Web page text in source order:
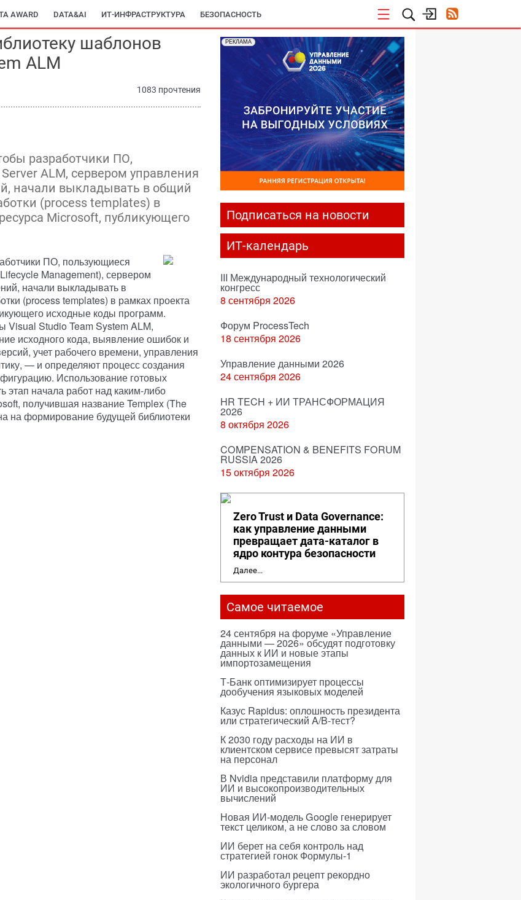
AWARD DATA&AI ИТ-ИНФРАСТРУКТУРА БЕЗОПАСНОСТЬ
шаблонов
ALM
1083 прочтения
разработчики ПО,
ALM, сервером управления
начали выкладывать в общий
(process templates) в
Microsoft, публикующего
ПО, пользующиеся
Management), сервером
начали выкладывать в
(process templates) в рамках проекта
исходные коды программ.
Studio Team System ALM,
исходного кода, выявление ошибок и
учет рабочего времени, управления
— и определяют процесс создания
Использование готовых
этап начала работ над каким-либо
получившая название Templex (The
на формирование будущей библиотеки
РЕКЛАМА
Подписаться на новости
ИТ-календарь
III Международный технологический
конгресс
8 сентября 2026
Форум ProcessTech
18 сентября 2026
Управление данными 2026
24 сентября 2026
HR TECH + ИИ ТРАНСФОРМАЦИЯ
2026
8 октября 2026
COMPENSATION & BENEFITS FORUM
RUSSIA 2026
15 октября 2026
Zero Trust и Data Governance:
как управление данными
превращает дата-каталог в
ядро контура безопасности
Далее...
Самое читаемое
24 сентября на форуме «Управление
данными — 2026» обсудят подготовку
данных к ИИ и новые этапы
импортозамещения
Т-Банк оптимизирует процессы
дообучения языковых моделей
Казус Rapidus: оплошность президента
или стратегический A/B-тест?
К 2030 году расходы на ИИ в
клиентском сервисе превысят затраты
на персонал
В Nvidia представили платформу для
ИИ и высокопроизводительных
вычислений
Новая ИИ-модель Google генерирует
текст целиком, а не слово за словом
ИИ берет на себя контроль над
стратегией гонок Формулы-1
ИИ разработал рецепт рекордно
экологичного бургера